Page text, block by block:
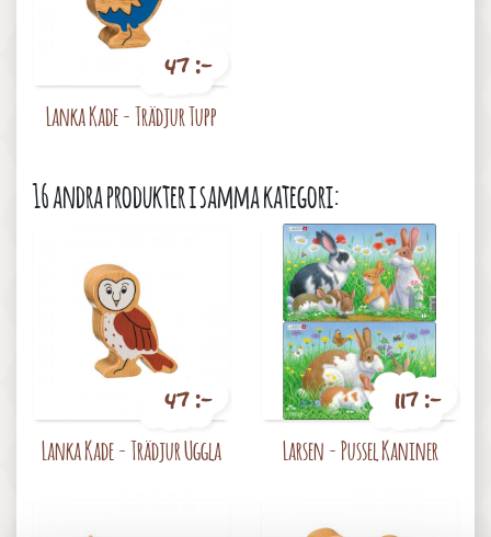
47 :-
Lanka Kade - Trädjur Tupp
16 andra produkter i samma kategori:
47 :-
Lanka Kade - Trädjur Uggla
117 :-
Larsen - Pussel Kaniner